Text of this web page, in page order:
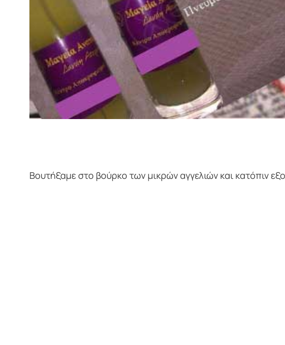
Βουτήξαμε στο βούρκο των μικρών αγγελιών και κατόπιν